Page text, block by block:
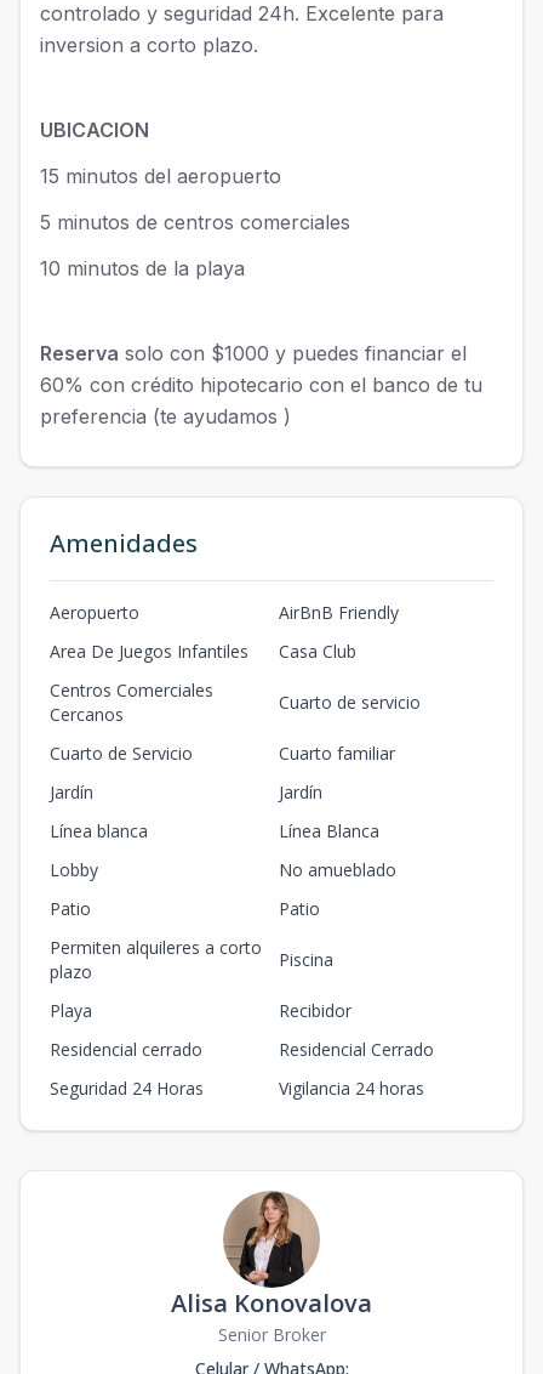
controlado y seguridad 24h. Excelente para
inversion a corto plazo.
UBICACION
15 minutos del aeropuerto
5 minutos de centros comerciales
10 minutos de la playa
Reserva solo con $1000 y puedes financiar el
60% con crédito hipotecario con el banco de tu
preferencia (te ayudamos )
Amenidades
Aeropuerto
AirBnB Friendly
Area De Juegos Infantiles
Casa Club
Centros Comerciales
Cercanos
Cuarto de servicio
Cuarto de Servicio
Cuarto familiar
Jardín
Jardín
Línea blanca
Línea Blanca
Lobby
No amueblado
Patio
Patio
Permiten alquileres a corto
plazo
Piscina
Playa
Recibidor
Residencial cerrado
Residencial Cerrado
Seguridad 24 Horas
Vigilancia 24 horas
Alisa Konovalova
Senior Broker
Celular / WhatsApp: